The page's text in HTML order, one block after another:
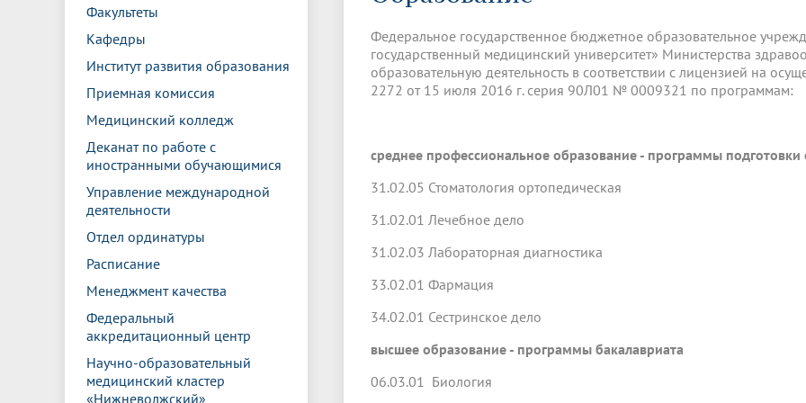
Электронный ящик доверия
БГМУ
Абитуриенту
Обращение граждан Фотогалерея
Эндаумент
Управление международной
деятельности
Отдел ординатуры
Федеральный аккредитационный
центр
Научно-образовательный
медицинский кластер
«Нижневолжский»
Информация для инвалидов и лиц с
ограниченными возможностями
здоровья
Медицинский инспектор
Онлайн обучение
Социальная работа в системе
Независимая оценка качества
образования
Итоги научно-исследовательской
работы
испытания, ЛЭК
Аспирантура
Конференции и форумы
Лаборатории мегагранта Полезные интернет-ссылки
Проблемные научные комиссии
Институт урологии и клинической
онкологии
Репозиторий БГМУ Евразийский НОЦ
Санаторий-профилакторий БГМУ
Профсоюз обучающихся БГМУ
Совет обучающихся
Ассоциация выпускников Работа музеев на кафедрах
Золотой фонд БГМУ
Медиа центр БГМУ - ВУЗ здорового образа
Штаб студенческих отрядов БГМУ
Первичное отделение «Движение
Первых» БГМУ
Альманах "Исторический
Факультеты
Кафедры
Институт развития образования
Приемная комиссия
Медицинский колледж
Деканат по работе с
иностранными обучающимися
Управление международной
деятельности
Отдел ординатуры
Расписание
Менеджмент качества
Федеральный
аккредитационный центр
Научно-образовательный
медицинский кластер
«Нижневолжский»
Федеральное государственное бюджетное образовательное
государственный медицинский университет» Министерства
образовательную деятельность в соответствии с лицензией на
2272 от 15 июля 2016 г. серия 90Л01 № 0009321 по программам:
среднее профессиональное образование - программы подготовки
31.02.05 Стоматология ортопедическая
31.02.01 Лечебное дело
31.02.03 Лабораторная диагностика
33.02.01 Фармация
34.02.01 Сестринское дело
высшее образование - программы бакалавриата
06.03.01 Биология